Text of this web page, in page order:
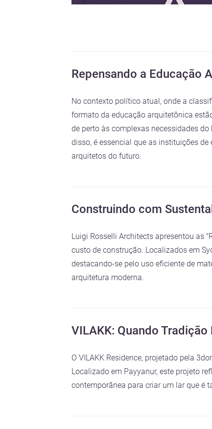
Repensando a Educação
No contexto político atual, onde a
formato da educação arquitetônica
de perto às complexas necessidades
disso, é essencial que as instituições
arquitetos do futuro.
Construindo com
Luigi Rosselli Architects apresentou as
custo de construção. Localizados em
destacando-se pelo uso eficiente de
arquitetura moderna.
VILAKK: Quando
O VILAKK Residence, projetado pela
Localizado em Payyanur, este projeto
contemporânea para criar um lar que é